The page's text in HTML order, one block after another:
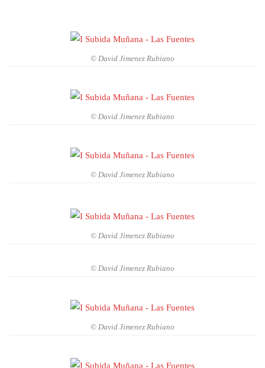
© David Jimenez Rubiano
© David Jimenez Rubiano
© David Jimenez Rubiano
© David Jimenez Rubiano
© David Jimenez Rubiano
© David Jimenez Rubiano